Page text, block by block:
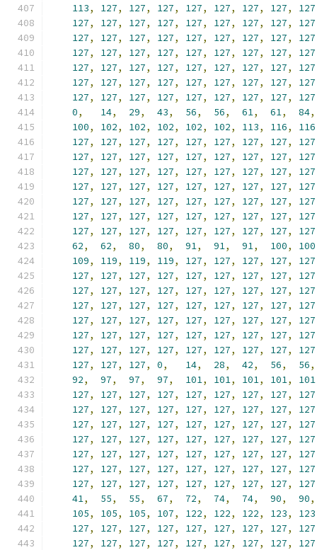
113, 127, 127, 127, 127, 127, 127, 127, 127
127, 127, 127, 127, 127, 127, 127, 127, 127
127, 127, 127, 127, 127, 127, 127, 127, 127
127, 127, 127, 127, 127, 127, 127, 127, 127
127, 127, 127, 127, 127, 127, 127, 127, 127
127, 127, 127, 127, 127, 127, 127, 127, 127
127, 127, 127, 127, 127, 127, 127, 127, 127
0, 14, 29, 43, 56, 56, 61, 61, 84,
100, 102, 102, 102, 102, 102, 113, 116, 116
127, 127, 127, 127, 127, 127, 127, 127, 127
127, 127, 127, 127, 127, 127, 127, 127, 127
127, 127, 127, 127, 127, 127, 127, 127, 127
127, 127, 127, 127, 127, 127, 127, 127, 127
127, 127, 127, 127, 127, 127, 127, 127, 127
127, 127, 127, 127, 127, 127, 127, 127, 127
127, 127, 127, 127, 127, 127, 127, 127, 127
62, 62, 80, 80, 91, 91, 91, 100, 100
109, 119, 119, 119, 127, 127, 127, 127, 127
127, 127, 127, 127, 127, 127, 127, 127, 127
127, 127, 127, 127, 127, 127, 127, 127, 127
127, 127, 127, 127, 127, 127, 127, 127, 127
127, 127, 127, 127, 127, 127, 127, 127, 127
127, 127, 127, 127, 127, 127, 127, 127, 127
127, 127, 127, 127, 127, 127, 127, 127, 127
127, 127, 127, 0, 14, 28, 42, 56, 56,
92, 97, 97, 97, 101, 101, 101, 101, 101
127, 127, 127, 127, 127, 127, 127, 127, 127
127, 127, 127, 127, 127, 127, 127, 127, 127
127, 127, 127, 127, 127, 127, 127, 127, 127
127, 127, 127, 127, 127, 127, 127, 127, 127
127, 127, 127, 127, 127, 127, 127, 127, 127
127, 127, 127, 127, 127, 127, 127, 127, 127
127, 127, 127, 127, 127, 127, 127, 127, 127
41, 55, 55, 67, 72, 74, 74, 90, 90,
105, 105, 105, 107, 122, 122, 122, 123, 123
127, 127, 127, 127, 127, 127, 127, 127, 127
127, 127, 127, 127, 127, 127, 127, 127, 127